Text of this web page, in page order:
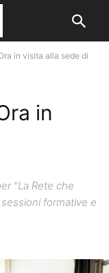
in visita alla sede di
in
"La Rete che
formative e